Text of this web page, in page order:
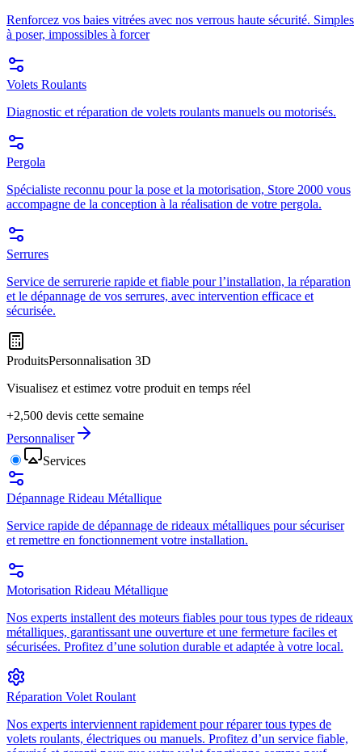
Renforcez vos baies vitrées avec nos verrous haute sécurité. Simples
à poser, impossibles à forcer
Volets Roulants
Diagnostic et réparation de volets roulants manuels ou motorisés.
Pergola
Spécialiste reconnu pour la pose et la motorisation, Store 2000 vous
accompagne de la conception à la réalisation de votre pergola.
Serrures
Service de serrurerie rapide et fiable pour l’installation, la réparation
et le dépannage de vos serrures, avec intervention efficace et
sécurisée.
ProduitsPersonnalisation 3D
Visualisez et estimez votre produit en temps réel
+2,500 devis cette semaine
Personnaliser
Services
Dépannage Rideau Métallique
Service rapide de dépannage de rideaux métalliques pour sécuriser
et remettre en fonctionnement votre installation.
Motorisation Rideau Métallique
Nos experts installent des moteurs fiables pour tous types de rideaux
métalliques, garantissant une ouverture et une fermeture faciles et
sécurisées. Profitez d’une solution durable et adaptée à votre local.
Réparation Volet Roulant
Nos experts interviennent rapidement pour réparer tous types de
volets roulants, électriques ou manuels. Profitez d’un service fiable,